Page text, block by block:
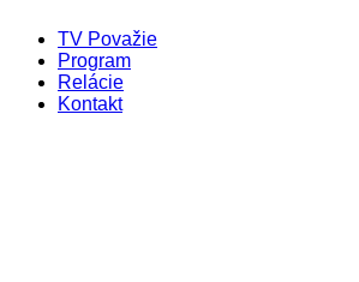
TV Považie
Program
Relácie
Kontakt